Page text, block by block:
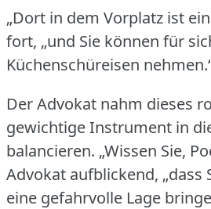
„Dort in dem Vorplatz ist
fort, „und Sie können für
Küchenschüreisen
Der Advokat nahm dieses
gewichtige Instrument in
balancieren. „Wissen Sie,
Advokat aufblickend, „dass
eine gefahrvolle Lage